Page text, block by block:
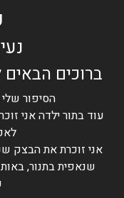
ברוכים
הסיפור
עוד בתור ילדה אני
אני זוכרת את הבצק
שנאפית בתנור,